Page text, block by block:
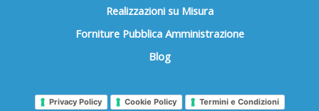
Realizzazioni su Misura
Forniture Pubblica Amministrazione
Blog
Privacy Policy Cookie Policy Termini e Condizioni